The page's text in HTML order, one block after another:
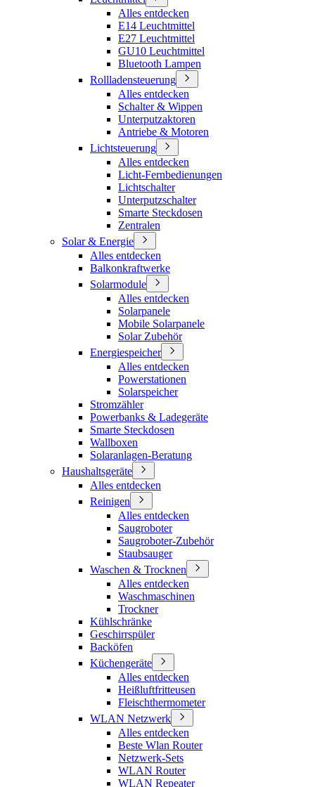
Alles entdecken
E14 Leuchtmittel
E27 Leuchtmittel
GU10 Leuchtmittel
Bluetooth Lampen
Rollladensteuerung
Alles entdecken
Schalter & Wippen
Unterputzaktoren
Antriebe & Motoren
Lichtsteuerung
Alles entdecken
Licht-Fernbedienungen
Lichtschalter
Unterputzschalter
Smarte Steckdosen
Zentralen
Solar & Energie
Alles entdecken
Balkonkraftwerke
Solarmodule
Alles entdecken
Solarpanele
Mobile Solarpanele
Solar Zubehör
Energiespeicher
Alles entdecken
Powerstationen
Solarspeicher
Stromzähler
Powerbanks & Ladegeräte
Smarte Steckdosen
Wallboxen
Solaranlagen-Beratung
Haushaltsgeräte
Alles entdecken
Reinigen
Alles entdecken
Saugroboter
Saugroboter-Zubehör
Staubsauger
Waschen & Trocknen
Alles entdecken
Waschmaschinen
Trockner
Kühlschränke
Geschirrspüler
Backöfen
Küchengeräte
Alles entdecken
Heißluftfritteusen
Fleischthermometer
WLAN Netzwerk
Alles entdecken
Beste Wlan Router
Netzwerk-Sets
WLAN Router
WLAN Repeater